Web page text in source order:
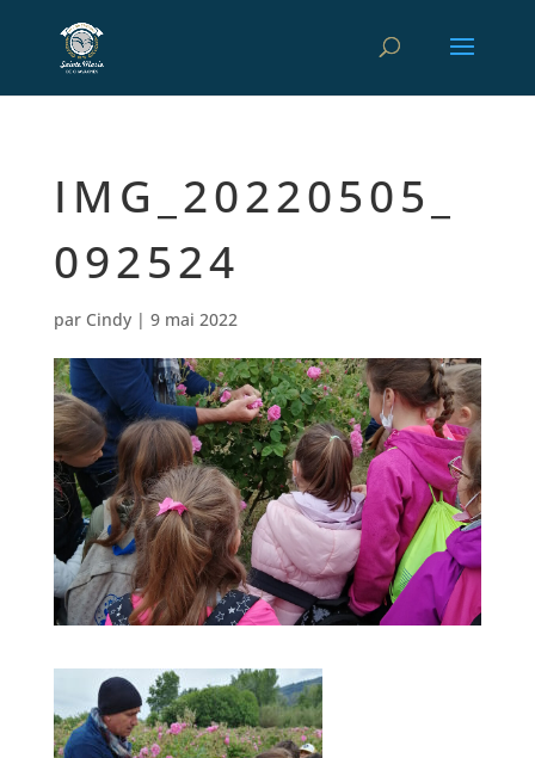
IMG_20220505_
092524
par Cindy| 9 mai 2022